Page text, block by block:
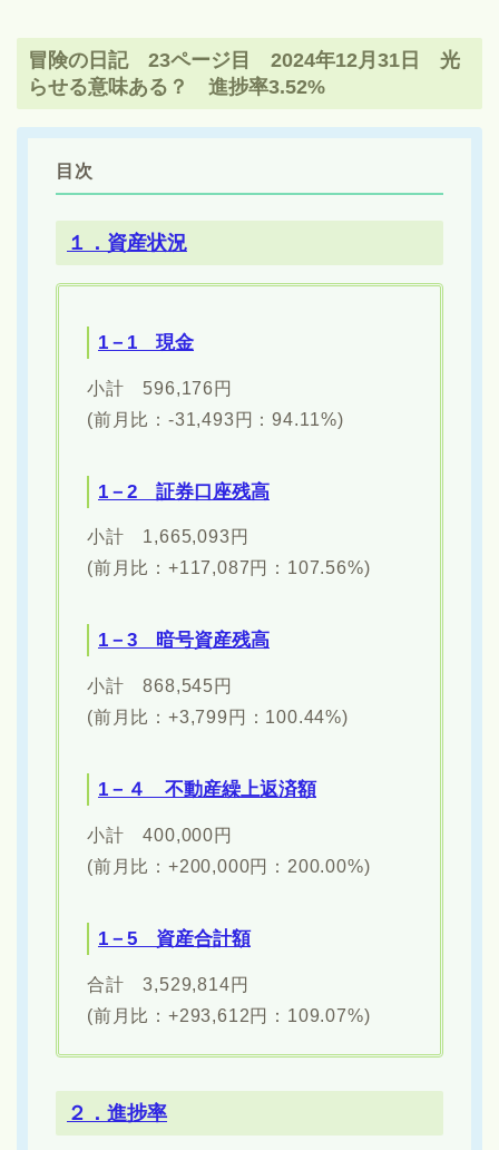
冒険の日記 23ページ目 2024年12月31日 光
らせる意味ある？ 進捗率3.52%
目次
１．資産状況
1－1 現金
小計 596,176円
(前月比：-31,493円：94.11%)
1－2 証券口座残高
小計 1,665,093円
(前月比：+117,087円：107.56%)
1－3 暗号資産残高
小計 868,545円
(前月比：+3,799円：100.44%)
1－４ 不動産繰上返済額
小計 400,000円
(前月比：+200,000円：200.00%)
1－5 資産合計額
合計 3,529,814円
(前月比：+293,612円：109.07%)
２．進捗率